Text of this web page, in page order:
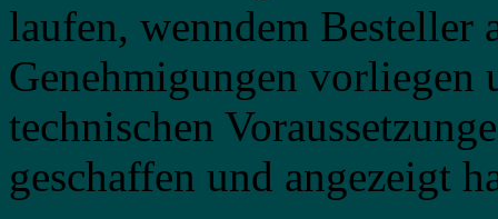
laufen, wenndem Besteller
Genehmigungen vorliegen
technischen
geschaffen und angezeigt